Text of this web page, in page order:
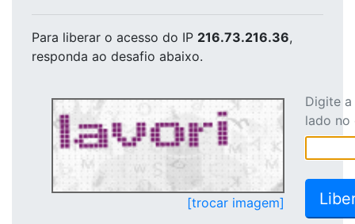
Para liberar o acesso do IP 216.73.216.36,
responda ao desafio abaixo.
[trocar imagem]
Digite
lado no